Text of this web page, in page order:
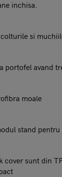
inchisa.
si
portofel avand
moale
stand
cover sunt din